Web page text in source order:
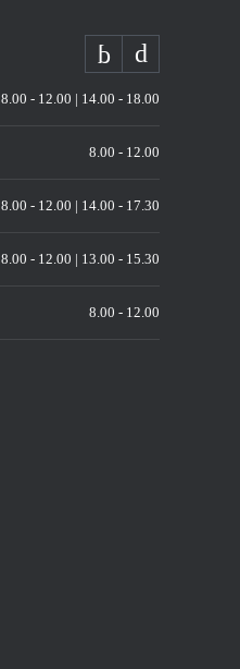
8.00 - 12.00 | 14.00 - 18.00
8.00 - 12.00
8.00 - 12.00 | 14.00 - 17.30
8.00 - 12.00 | 13.00 - 15.30
8.00 - 12.00